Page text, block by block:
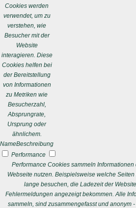
Cookies werden
verwendet, um zu
verstehen, wie
Besucher mit der
Website
interagieren. Diese
Cookies helfen bei
der Bereitstellung
von Informationen
zu Metriken wie
Besucherzahl,
Absprungrate,
Ursprung oder
ähnlichem.
NameBeschreibung
Performance
Performance Cookies sammeln
Webseite nutzen. Beispielsweise welche
lange besuchen, die Ladezeit der
Fehlermeldungen angezeigt bekommen. Alle
sammeln, sind zusammengefasst und anonym